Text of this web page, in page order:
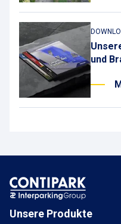
und
Unsere Produkte